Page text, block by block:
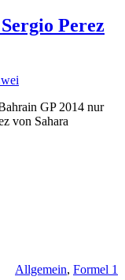
Perez
GP 2014 nur
von Sahara
Allgemein, Formel 1